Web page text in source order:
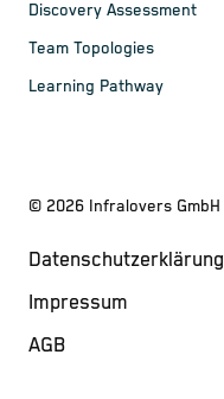
Discovery Assessment
Team Topologies
Learning Pathway
© 2026 Infralovers GmbH
Datenschutzerklärung
Impressum
AGB